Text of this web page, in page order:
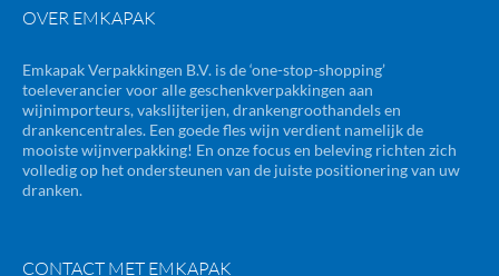
OVER EMKAPAK
Emkapak Verpakkingen B.V. is de ‘one-stop-shopping’
toeleverancier voor alle geschenkverpakkingen aan
wijnimporteurs, vakslijterijen, drankengroothandels en
drankencentrales. Een goede fles wijn verdient namelijk de
mooiste wijnverpakking! En onze focus en beleving richten zich
volledig op het ondersteunen van de juiste positionering van uw
dranken.
CONTACT MET EMKAPAK